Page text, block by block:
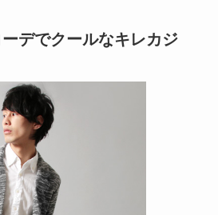
デでクールなキレカジ